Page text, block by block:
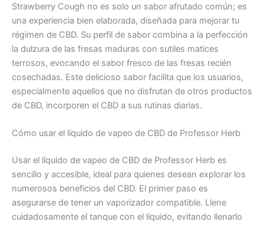
Strawberry Cough no es solo un sabor afrutado común; es
una experiencia bien elaborada, diseñada para mejorar tu
régimen de CBD. Su perfil de sabor combina a la perfección
la dulzura de las fresas maduras con sutiles matices
terrosos, evocando el sabor fresco de las fresas recién
cosechadas. Este delicioso sabor facilita que los usuarios,
especialmente aquellos que no disfrutan de otros productos
de CBD, incorporen el CBD a sus rutinas diarias.
Cómo usar el líquido de vapeo de CBD de Professor Herb
Usar el líquido de vapeo de CBD de Professor Herb es
sencillo y accesible, ideal para quienes desean explorar los
numerosos beneficios del CBD. El primer paso es
asegurarse de tener un vaporizador compatible. Llene
cuidadosamente el tanque con el líquido, evitando llenarlo